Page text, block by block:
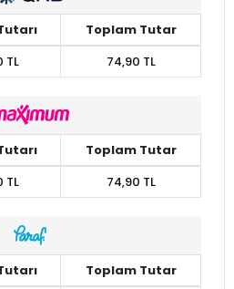
Toplam Tutar
TL 74,90 TL
Toplam Tutar
TL 74,90 TL
Toplam Tutar